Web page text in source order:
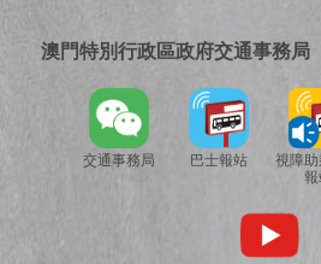
澳門特別行政區政府交通事務局
交通事務局 巴士報站
視障